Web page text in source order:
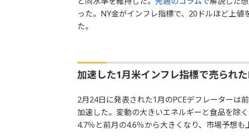
った。NY金がインフレ指標で、20ドルほど上
た。
加速した1月米インフレ指標で売られ
2月24日に発表された1月のPCEデフレーターは
加速した。変動の大きいエネルギーと食品を除
4.7％と前月の4.6％から大きくなり、市場予想も